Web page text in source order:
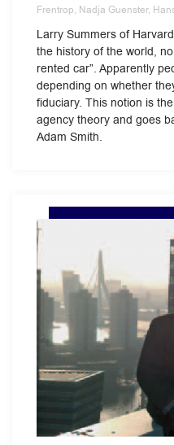
Frentrop, Nadja Guenster,
Larry Summers of
the history of the world,
rented car”. Apparently
depending on whether
fiduciary. This notion is
agency theory and goes
Adam Smith.